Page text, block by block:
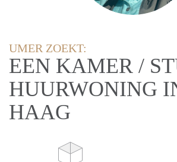
UMER ZOEKT:
EEN KAMER /
HUURWONING
HAAG